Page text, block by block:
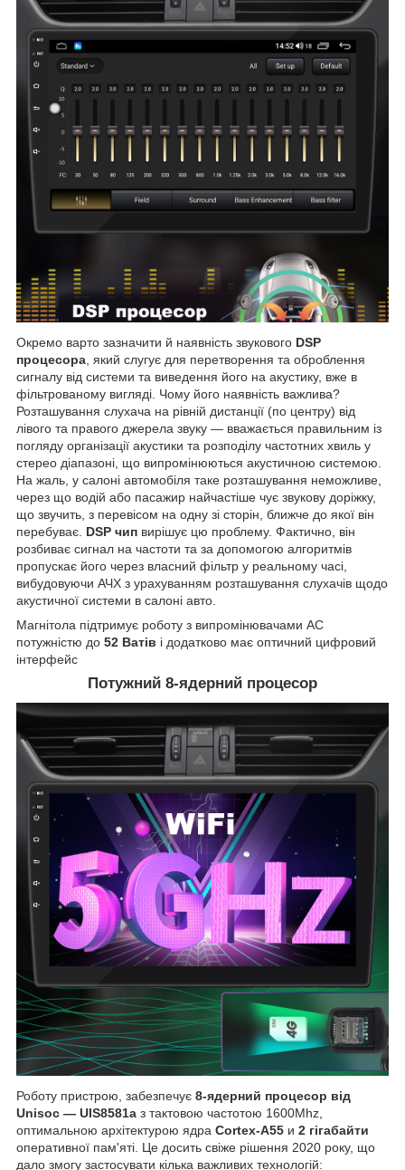
Окремо варто зазначити й наявність звукового DSP
процесора , який слугує для перетворення та оброблення
сигналу від системи та виведення його на акустику, вже в
фільтрованому вигляді. Чому його наявність важлива?
Розташування слухача на рівній дистанції (по центру) від
лівого та правого джерела звуку — вважається правильним із
погляду організації акустики та розподілу частотних хвиль у
стерео діапазоні, що випромінюються акустичною системою.
На жаль, у салоні автомобіля таке розташування неможливе,
через що водій або пасажир найчастіше чує звукову доріжку,
що звучить, з перевісом на одну зі сторін, ближче до якої він
перебуває. DSP чип вирішує цю проблему. Фактично, він
розбиває сигнал на частоти та за допомогою алгоритмів
пропускає його через власний фільтр у реальному часі,
вибудовуючи АЧХ з урахуванням розташування слухачів щодо
акустичної системи в салоні авто.
Магнітола підтримує роботу з випромінювачами АС
потужністю до 52 Ватів і додатково має оптичний цифровий
інтерфейс
Потужний 8-ядерний процесор
Роботу пристрою, забезпечує 8-ядерний процесор від
Unisoc — UIS8581a з тактовою частотою 1600Mhz,
оптимальною архітектурою ядра Cortex-A55 и 2 гігабайти
оперативної пам'яті. Це досить свіже рішення 2020 року, що
дало змогу застосувати кілька важливих технологій: